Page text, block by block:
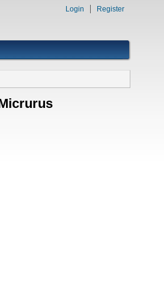
Login Register